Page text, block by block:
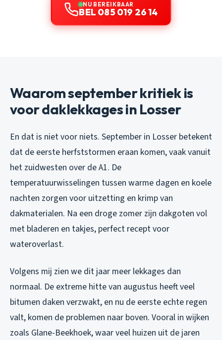
NU BEREIKBAAR
BEL 085 019 26 14
Waarom september kritiek is
voor daklekkages in Losser
En dat is niet voor niets. September in Losser betekent
dat de eerste herfststormen eraan komen, vaak vanuit
het zuidwesten over de A1. De
temperatuurwisselingen tussen warme dagen en koele
nachten zorgen voor uitzetting en krimp van
dakmaterialen. Na een droge zomer zijn dakgoten vol
met bladeren en takjes, perfect recept voor
wateroverlast.
Volgens mij zien we dit jaar meer lekkages dan
normaal. De extreme hitte van augustus heeft veel
bitumen daken verzwakt, en nu de eerste echte regen
valt, komen de problemen naar boven. Vooral in wijken
zoals Glane-Beekhoek, waar veel huizen uit de jaren